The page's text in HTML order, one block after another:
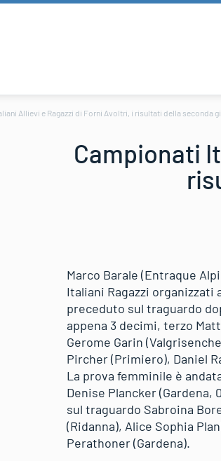
Allievi e Ragazzi di Forni Avoltri, i risultati della seconda
Campionati
Marco Barale (Entraque
Italiani Ragazzi organizzati
preceduto sul traguardo
appena 3 decimi, terzo
Gerome Garin
Pircher (Primiero), Daniel
La prova femminile è
Denise Plancker (Gardena,
sul traguardo Sabroina
(Ridanna), Alice Sophia
Perathoner (Gardena).